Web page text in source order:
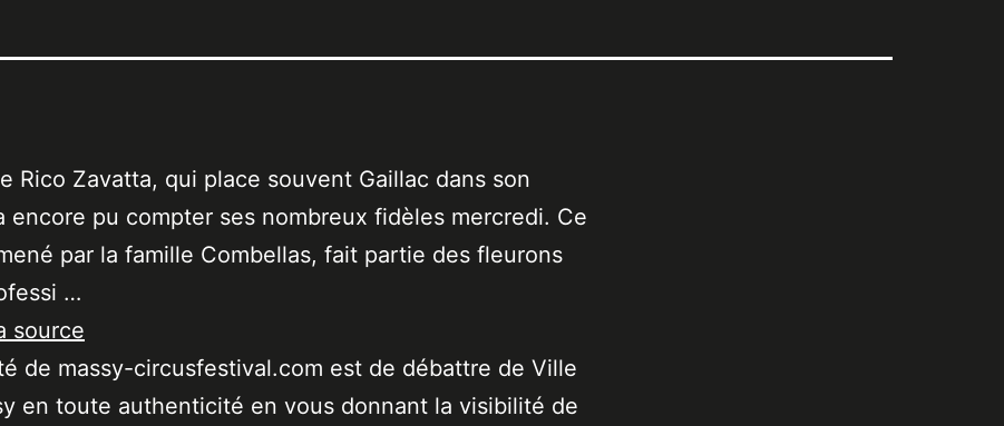
Rico Zavatta, qui place souvent Gaillac dans son
encore pu compter ses nombreux fidèles mercredi. Ce
par la famille Combellas, fait partie des fleurons
…
source
de massy-circusfestival.com est de débattre de Ville
en toute authenticité en vous donnant la visibilité de